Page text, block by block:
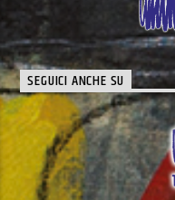
SEGUICI ANCHE SU